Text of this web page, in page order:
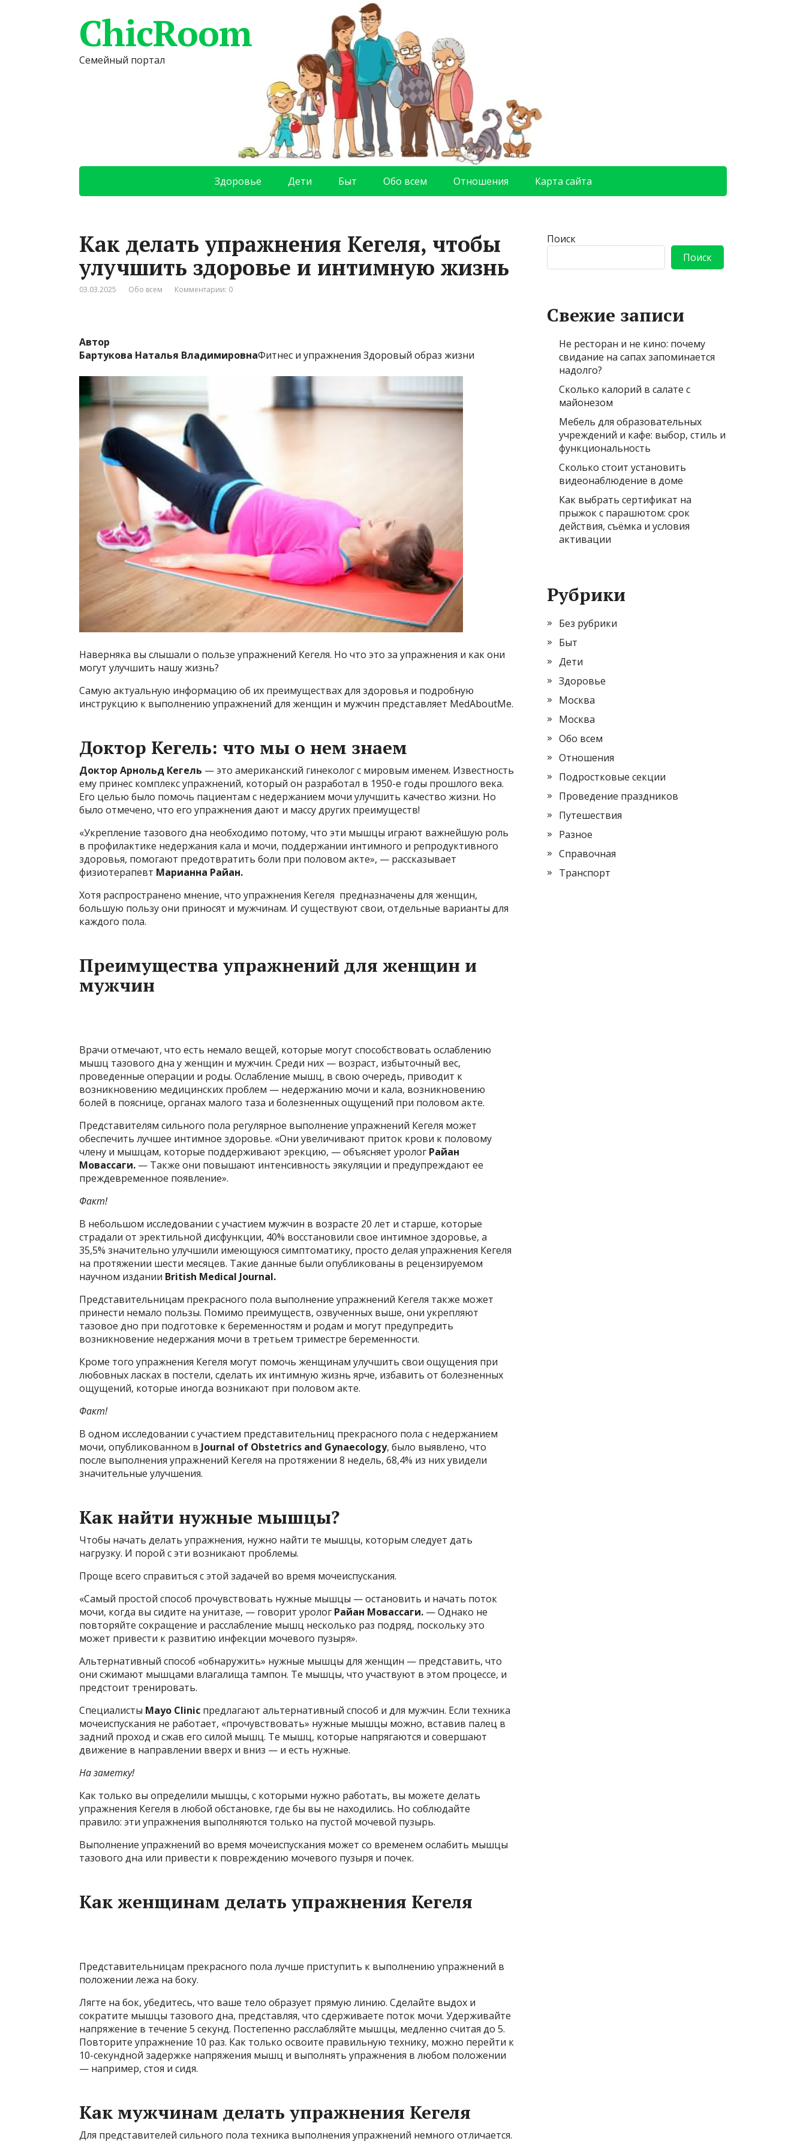
ChicRoom
Семейный портал
Здоровье Дети Быт Обо всем Отношения Карта сайта
Как делать упражнения Кегеля, чтобы
улучшить здоровье и интимную жизнь
03.03.2025 Обо всем Комментарии: 0
Автор
Бартукова Наталья ВладимировнаФитнес и упражнения Здоровый образ жизни
Наверняка вы слышали о пользе упражнений Кегеля. Но что это за упражнения и как они
могут улучшить нашу жизнь?
Самую актуальную информацию об их преимуществах для здоровья и подробную
инструкцию к выполнению упражнений для женщин и мужчин представляет MedAboutMe.
Доктор Кегель: что мы о нем знаем
Доктор Арнольд Кегель — это американский гинеколог с мировым именем. Известность
ему принес комплекс упражнений, который он разработал в 1950-е годы прошлого века.
Его целью было помочь пациентам с недержанием мочи улучшить качество жизни. Но
было отмечено, что его упражнения дают и массу других преимуществ!
«Укрепление тазового дна необходимо потому, что эти мышцы играют важнейшую роль
в профилактике недержания кала и мочи, поддержании интимного и репродуктивного
здоровья, помогают предотвратить боли при половом акте», — рассказывает
физиотерапевт Марианна Райан.
Хотя распространено мнение, что упражнения Кегеля​ ​ предназначены для женщин,
большую пользу они приносят и мужчинам. И существуют свои, отдельные варианты для
каждого пола.
Преимущества упражнений для женщин и
мужчин
Врачи отмечают, что есть немало вещей, которые могут способствовать ослаблению
мышц тазового дна у женщин и мужчин. Среди них — возраст, избыточный вес,
проведенные операции и роды. Ослабление мышц, в свою очередь, приводит к
возникновению медицинских проблем — недержанию мочи и кала, возникновению
болей в пояснице, органах малого таза и болезненных ощущений при половом акте.
Представителям сильного пола регулярное выполнение упражнений Кегеля может
обеспечить лучшее интимное здоровье. «Они увеличивают приток крови к половому
члену и мышцам, которые поддерживают эрекцию, — объясняет уролог Райан
Мовассаги. — Также они повышают интенсивность эякуляции и предупреждают ее
преждевременное появление».
Факт!
В небольшом исследовании с участием мужчин в возрасте 20 лет и старше, которые
страдали от эректильной дисфункции, 40% восстановили свое интимное здоровье, а
35,5% значительно улучшили имеющуюся симптоматику, просто делая упражнения Кегеля
на протяжении шести месяцев. Такие данные были опубликованы в рецензируемом
научном издании British Medical Journal.
Представительницам прекрасного пола выполнение упражнений Кегеля также может
принести немало пользы. Помимо преимуществ, озвученных выше, они укрепляют
тазовое дно при подготовке к беременностям и родам и могут предупредить
возникновение недержания мочи в третьем триместре беременности.
Кроме того упражнения Кегеля могут помочь женщинам улучшить свои ощущения при
любовных ласках в постели, сделать их интимную жизнь ярче, избавить от болезненных
ощущений, которые иногда возникают при половом акте.
Факт!
В одном исследовании с участием представительниц прекрасного пола с недержанием
мочи, опубликованном в Journal of Obstetrics and Gynaecology, было выявлено, что
после выполнения упражнений Кегеля на протяжении 8 недель, 68,4% из них увидели
значительные улучшения.
Как найти нужные мышцы?
Чтобы начать делать упражнения, нужно найти те мышцы, которым следует дать
нагрузку. И порой с эти возникают проблемы.
Проще всего справиться с этой задачей во время мочеиспускания.
«Самый простой способ прочувствовать нужные мышцы — остановить и начать поток
мочи, когда вы сидите на унитазе, — говорит уролог Райан Мовассаги. — Однако не
повторяйте сокращение и расслабление мышц несколько раз подряд, поскольку это
может привести к развитию инфекции мочевого пузыря».
Альтернативный способ «обнаружить» нужные мышцы для женщин — представить, что
они сжимают мышцами влагалища тампон. Те мышцы, что участвуют в этом процессе, и
предстоит тренировать.
Специалисты Mayo Clinic предлагают альтернативный способ и для мужчин. Если техника
мочеиспускания не работает, «прочувствовать» нужные мышцы можно, вставив палец в
задний проход и сжав его силой мышц. Те мышц, которые напрягаются и совершают
движение в направлении вверх и вниз — и есть нужные.
На заметку!
Как только вы определили мышцы, с которыми нужно работать, вы можете делать
упражнения Кегеля в любой обстановке, где бы вы не находились. Но соблюдайте
правило: эти упражнения выполняются только на пустой мочевой пузырь.
Выполнение упражнений во время мочеиспускания может со временем ослабить мышцы
тазового дна или привести к повреждению мочевого пузыря и почек.
Как женщинам делать упражнения Кегеля
Представительницам прекрасного пола лучше приступить к выполнению упражнений в
положении лежа на боку.
Лягте на бок, убедитесь, что ваше тело образует прямую линию. Сделайте выдох и
сократите мышцы тазового дна, представляя, что сдерживаете поток мочи. Удерживайте
напряжение в течение 5 секунд. Постепенно расслабляйте мышцы, медленно считая до 5.
Повторите упражнение 10 раз. Как только освоите правильную технику, можно перейти к
10-секундной задержке напряжения мышц и выполнять упражнения в любом положении
— например, стоя и сидя.
Как мужчинам делать упражнения Кегеля
Для представителей сильного пола техника выполнения упражнений немного отличается.
Поиск
Поиск
Свежие записи
Не ресторан и не кино: почему
свидание на сапах запоминается
надолго?
Сколько калорий в салате с
майонезом
Мебель для образовательных
учреждений и кафе: выбор, стиль и
функциональность
Сколько стоит установить
видеонаблюдение в доме
Как выбрать сертификат на
прыжок с парашютом: срок
действия, съёмка и условия
активации
Рубрики
Без рубрики
Быт
Дети
Здоровье
Москва
Москва
Обо всем
Отношения
Подростковые секции
Проведение праздников
Путешествия
Разное
Справочная
Транспорт